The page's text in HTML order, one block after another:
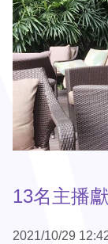
13名主播
2021/10/29